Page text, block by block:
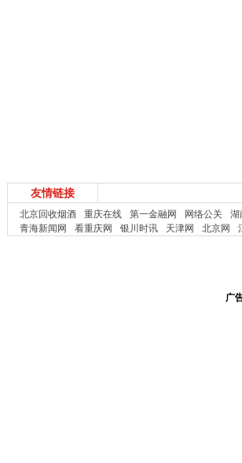
友情链接
北京回收烟酒 重庆在线 第一金融网 网络公关 湖
青海新闻网
看重庆网 银川时讯 天津网 北京网
广